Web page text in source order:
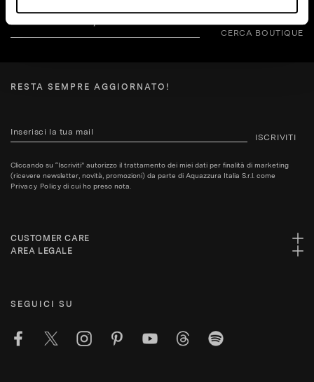
CERCA BOUTIQUE
RESTA SEMPRE AGGIORNATO!
ISCRIVITI
Cliccando su “Iscriviti” autorizzo il trattamento dei miei dati per finalità di marketing
(ricevere newsletter, novità, promozioni) da parte di Aquazzura Italia S.r.l. come
Privacy Policy di cui ho preso nota.
CUSTOMER CARE
AREA LEGALE
SEGUICI SU